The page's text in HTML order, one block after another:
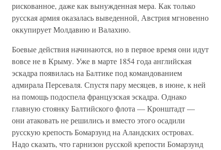
рискованное, даже как вынужденная мера. Как только
русская армия оказалась выведенной, Австрия мгновенно
оккупирует Молдавию и Валахию.
Боевые действия начинаются, но в первое время они идут
вовсе не в Крыму. Уже в марте 1854 года английская
эскадра появилась на Балтике под командованием
адмирала Персеваля. Спустя пару месяцев, в июне, к ней
на помощь подоспела французская эскадра. Однако
главную стоянку Балтийского флота — Кронштадт —
они атаковать не решились и вместо этого осадили
русскую крепость Бомарзунд на Аландских островах.
Надо сказать, что гарнизон русской крепости Бомарзунд